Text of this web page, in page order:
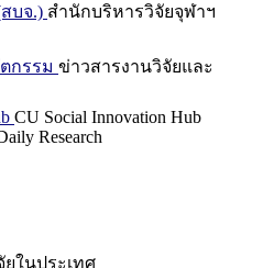
บจ.) สำนักบริหารวิจัยจุฬาฯ
กรรม ข่าวสารงานวิจัยและ
CU Social Innovation Hub
Research
ในประเทศ